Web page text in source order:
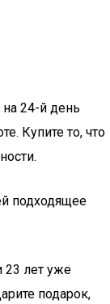
24-й день
Купите то, что
подходящее
23 лет уже
подарок,